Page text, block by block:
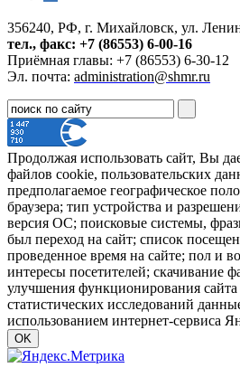
356240, РФ, г. Михайловск, ул.
тел., факс: +7 (86553) 6-00-16
Приёмная главы: +7 (86553) 6-30-12
Эл. почта: administration@shmr.ru
Продолжая использовать сайт, Вы
файлов cookie, пользовательских
предполагаемое географическое
браузера; тип устройства и
версия ОС; поисковые системы,
был переход на сайт; список
проведенное время на сайте; пол и
интересы посетителей; скачивание
улучшения функционирования
статистических исследований
использованием интернет-сервиса
OK